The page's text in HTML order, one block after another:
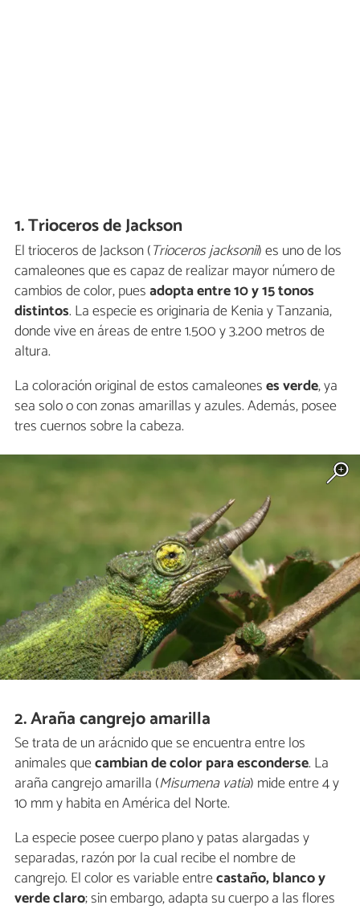
1. Trioceros de Jackson
El trioceros de Jackson (Trioceros jacksonii) es uno de los
camaleones que es capaz de realizar mayor número de
cambios de color, puesadopta entre 10 y 15 tonos
distintos. La especie es originaria de Kenia y Tanzania,
donde vive en áreas de entre 1.500 y 3.200 metros de
altura.
La coloración original de estos camaleoneses verde, ya
sea solo o con zonas amarillas y azules. Además, posee
tres cuernos sobre la cabeza.
2. Araña cangrejo amarilla
Se trata de un arácnido que se encuentra entre los
animales quecambian de color para esconderse. La
araña cangrejo amarilla (Misumena vatia) mide entre 4 y
10 mm y habita en América del Norte.
La especie posee cuerpo plano y patas alargadas y
separadas, razón por la cual recibe el nombre de
cangrejo. El color es variable entrecastaño, blanco y
verde claro; sin embargo, adapta su cuerpo a las flores